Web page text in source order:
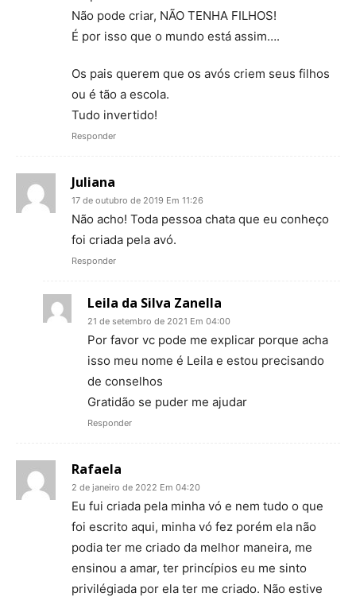
Não pode criar, NÃO TENHA FILHOS!
É por isso que o mundo está assim….
Os pais querem que os avós criem seus filhos
ou é tão a escola.
Tudo invertido!
Responder
Juliana
17 de outubro de 2019 Em 11:26
Não acho! Toda pessoa chata que eu conheço
foi criada pela avó.
Responder
Leila da Silva Zanella
21 de setembro de 2021 Em 04:00
Por favor vc pode me explicar porque acha
isso meu nome é Leila e estou precisando
de conselhos
Gratidão se puder me ajudar
Responder
Rafaela
2 de janeiro de 2022 Em 04:20
Eu fui criada pela minha vó e nem tudo o que
foi escrito aqui, minha vó fez porém ela não
podia ter me criado da melhor maneira, me
ensinou a amar, ter princípios eu me sinto
privilégiada por ela ter me criado. Não estive